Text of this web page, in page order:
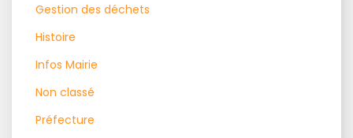
Gestion des déchets
Histoire
Infos Mairie
Non classé
Préfecture